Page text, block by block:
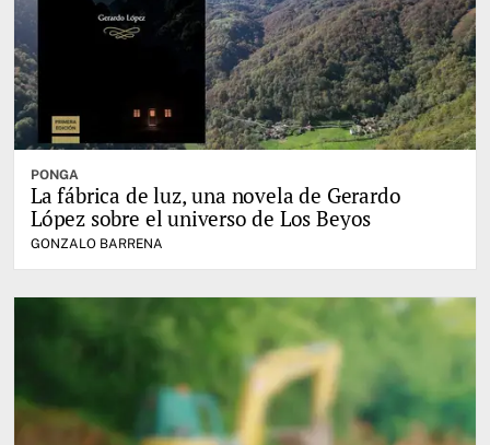
PONGA
La fábrica de luz, una novela de Gerardo
López sobre el universo de Los Beyos
GONZALO BARRENA